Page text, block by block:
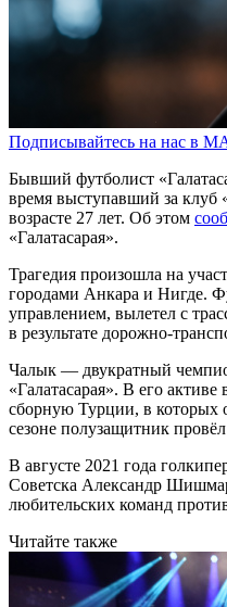
Подписывайтесь на нас в
Бывший футболист
время выступавший за
возрасте 27 лет. Об этом
«Галатасарая».
Трагедия произошла на
городами Анкара и Нигде.
управлением, вылетел с
в результате дорожно-
Чалык — двукратный
«Галатасарая». В его
сборную Турции, в которых
сезоне полузащитник
В августе 2021 года
Советска Александр
любительских команд
Читайте также